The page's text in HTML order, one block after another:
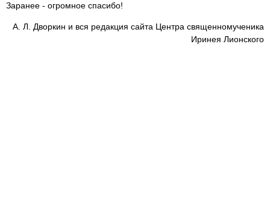
Заранее - огромное спасибо!
А. Л. Дворкин и вся редакция сайта Центра священномученика
Иринея Лионского